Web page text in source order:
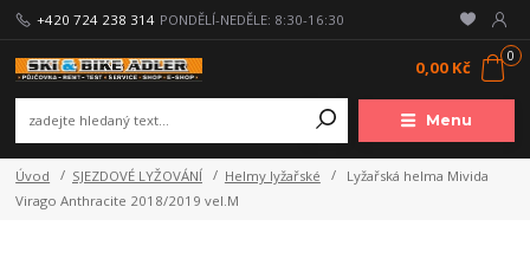
Menu
+420 724 238 314 PONDĚLÍ-NEDĚLE: 8:30-16:30
0
0,00 Kč
Úvod SJEZDOVÉ LYŽOVÁNÍ Helmy lyžařské
Lyžařská helma Mivida
Virago Anthracite 2018/2019 vel.M